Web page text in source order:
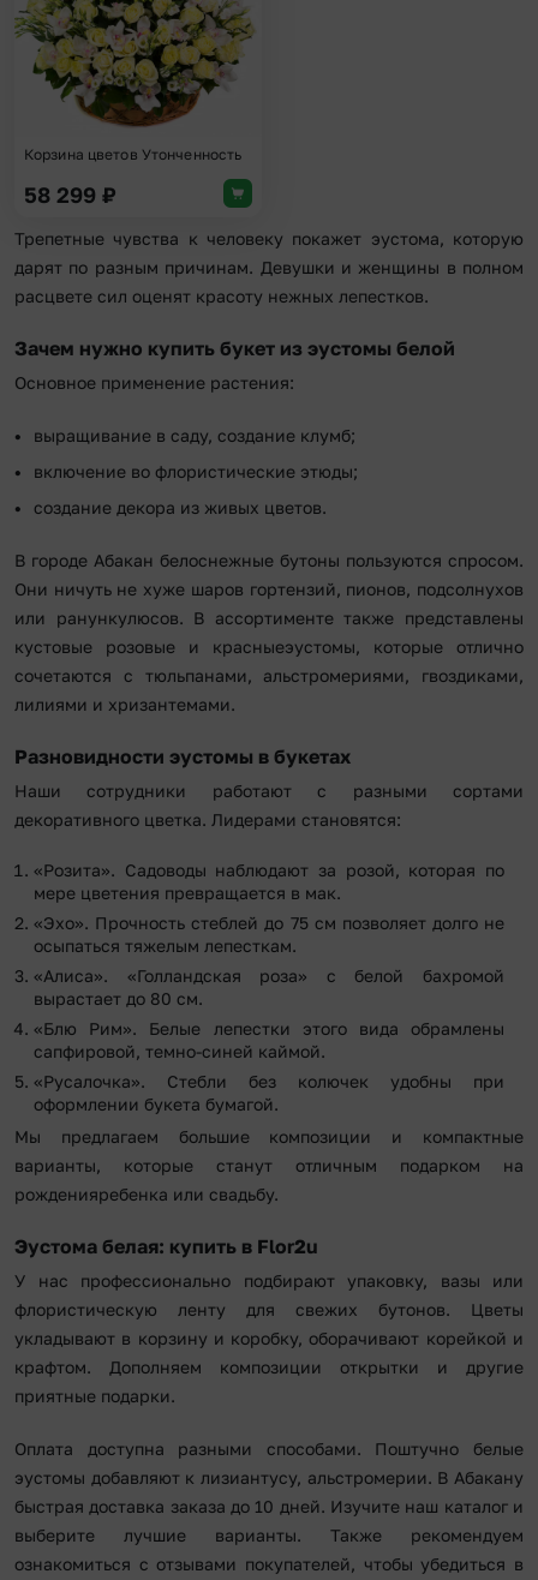
Корзина цветов Утонченность
58 299 ₽
Трепетные чувства к человеку покажет эустома, которую
дарят по разным причинам. Девушки и женщины в полном
расцвете сил оценят красоту нежных лепестков.
Зачем нужно купить букет из эустомы белой
Основное применение растения:
выращивание в саду, создание клумб;
включение во флористические этюды;
создание декора из живых цветов.
В городе Абакан белоснежные бутоны пользуются спросом.
Они ничуть не хуже шаров гортензий, пионов, подсолнухов
или ранункулюсов. В ассортименте также представлены
кустовые розовые и красныеэустомы, которые отлично
сочетаются с тюльпанами, альстромериями, гвоздиками,
лилиями и хризантемами.
Разновидности эустомы в букетах
Наши сотрудники работают с разными сортами
декоративного цветка. Лидерами становятся:
«Розита». Садоводы наблюдают за розой, которая по
мере цветения превращается в мак.
«Эхо». Прочность стеблей до 75 см позволяет долго не
осыпаться тяжелым лепесткам.
«Алиса». «Голландская роза» с белой бахромой
вырастает до 80 см.
«Блю Рим». Белые лепестки этого вида обрамлены
сапфировой, темно-синей каймой.
«Русалочка». Стебли без колючек удобны при
оформлении букета бумагой.
Мы предлагаем большие композиции и компактные
варианты, которые станут отличным подарком на
рожденияребенка или свадьбу.
Эустома белая: купить в Flor2u
У нас профессионально подбирают упаковку, вазы или
флористическую ленту для свежих бутонов. Цветы
укладывают в корзину и коробку, оборачивают корейкой и
крафтом. Дополняем композиции открытки и другие
приятные подарки.
Оплата доступна разными способами. Поштучно белые
эустомы добавляют к лизиантусу, альстромерии. В Абакану
быстрая доставка заказа до 10 дней. Изучите наш каталог и
выберите лучшие варианты. Также рекомендуем
ознакомиться с отзывами покупателей, чтобы убедиться в